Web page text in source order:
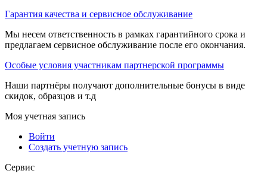
Гарантия качества и сервисное обслуживание
Мы несем ответственность в рамках гарантийного срока и
предлагаем сервисное обслуживание после его окончания.
Особые условия участникам партнерской программы
Наши партнёры получают дополнительные бонусы в виде
скидок, образцов и т.д
Моя учетная запись
Войти
Создать учетную запись
Сервис